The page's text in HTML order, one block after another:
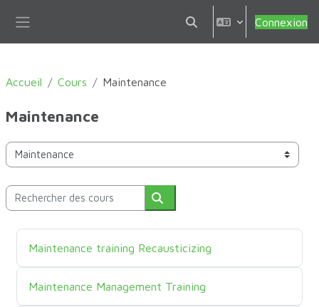
Activer/désactiver la
Connexion
Accueil Cours Maintenance
Maintenance
Catégories de cours
Rechercher des cours
Rechercher des cours
Nom du cours
Maintenance training Recausticizing
Nom du cours
Maintenance Management Training